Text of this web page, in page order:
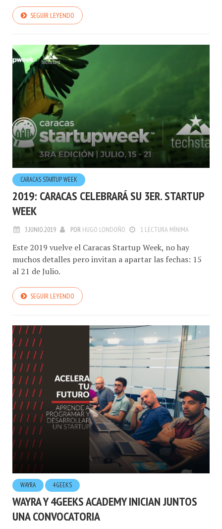
SEGUIR LEYENDO
CARACAS STARTUP WEEK
2019: CARACAS CELEBRARÁ SU 3ER. STARTUP
WEEK
3.JUNIO.2019 POR HUGO LONDOÑO 1 LECTURA MÍNIMA
Este 2019 vuelve el Caracas Startup Week, no hay
muchos detalles pero invitan a apartar las fechas: 15
al 21 de Julio.
SEGUIR LEYENDO
WAYRA 4GEEKS
WAYRA Y 4GEEKS ACADEMY INICIAN JUNTOS
UNA CONVOCATORIA